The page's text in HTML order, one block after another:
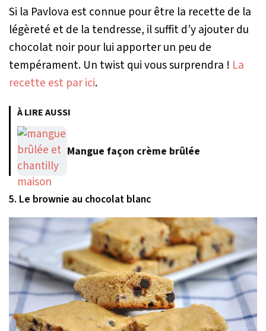
Si la Pavlova est connue pour être la recette de la
légèreté et de la tendresse, il suffit d’y ajouter du
chocolat noir pour lui apporter un peu de
tempérament. Un twist qui vous surprendra ! La
recette est par ici.
À LIRE AUSSI
Mangue façon crème brûlée
5. Le brownie au chocolat blanc